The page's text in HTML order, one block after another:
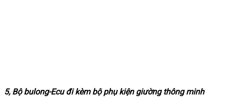
5, Bộ bulong-Ecu đi kèm bộ phụ kiện giường thông minh